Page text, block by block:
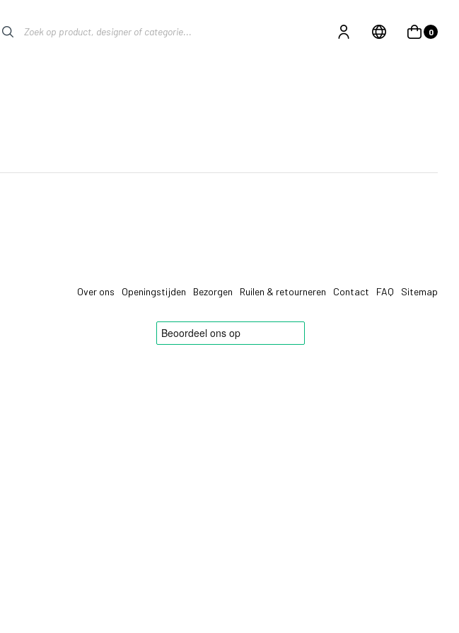
0
Over ons Openingstijden Bezorgen Ruilen & retourneren Contact FAQ Sitemap